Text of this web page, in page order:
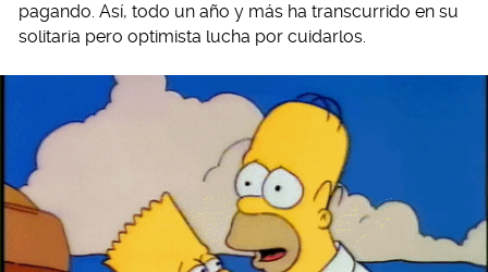
pagando. Así, todo un año y más ha transcurrido en su
solitaria pero optimista lucha por cuidarlos.